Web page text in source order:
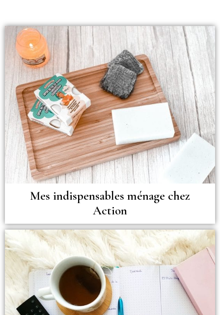
Mes indispensables ménage chez
Action